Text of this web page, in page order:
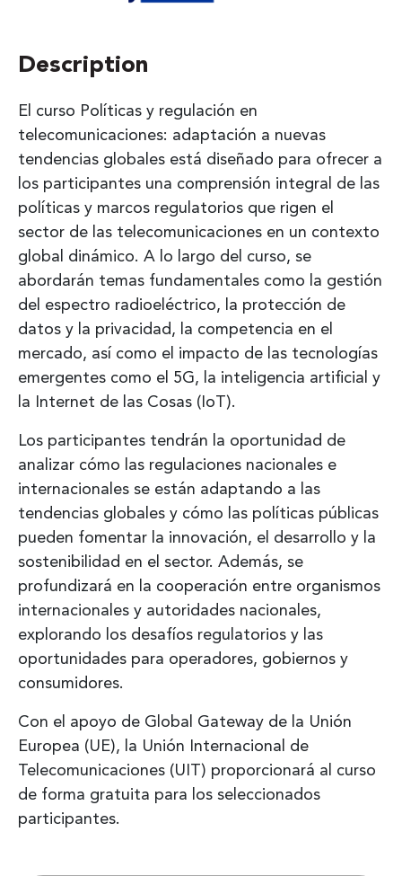
Description
El curso Políticas y regulación en
telecomunicaciones: adaptación a nuevas
tendencias globales está diseñado para ofrecer a
los participantes una comprensión integral de las
políticas y marcos regulatorios que rigen el
sector de las telecomunicaciones en un contexto
global dinámico. A lo largo del curso, se
abordarán temas fundamentales como la gestión
del espectro radioeléctrico, la protección de
datos y la privacidad, la competencia en el
mercado, así como el impacto de las tecnologías
emergentes como el 5G, la inteligencia artificial y
la Internet de las Cosas (IoT).
Los participantes tendrán la oportunidad de
analizar cómo las regulaciones nacionales e
internacionales se están adaptando a las
tendencias globales y cómo las políticas públicas
pueden fomentar la innovación, el desarrollo y la
sostenibilidad en el sector. Además, se
profundizará en la cooperación entre organismos
internacionales y autoridades nacionales,
explorando los desafíos regulatorios y las
oportunidades para operadores, gobiernos y
consumidores.
Con el apoyo de Global Gateway de la Unión
Europea (UE), la Unión Internacional de
Telecomunicaciones (UIT) proporcionará al curso
de forma gratuita para los seleccionados
participantes.